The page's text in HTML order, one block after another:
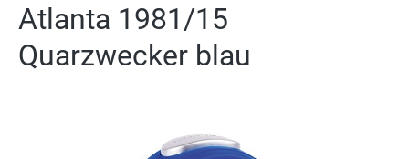
Atlanta 1981/15
Quarzwecker blau